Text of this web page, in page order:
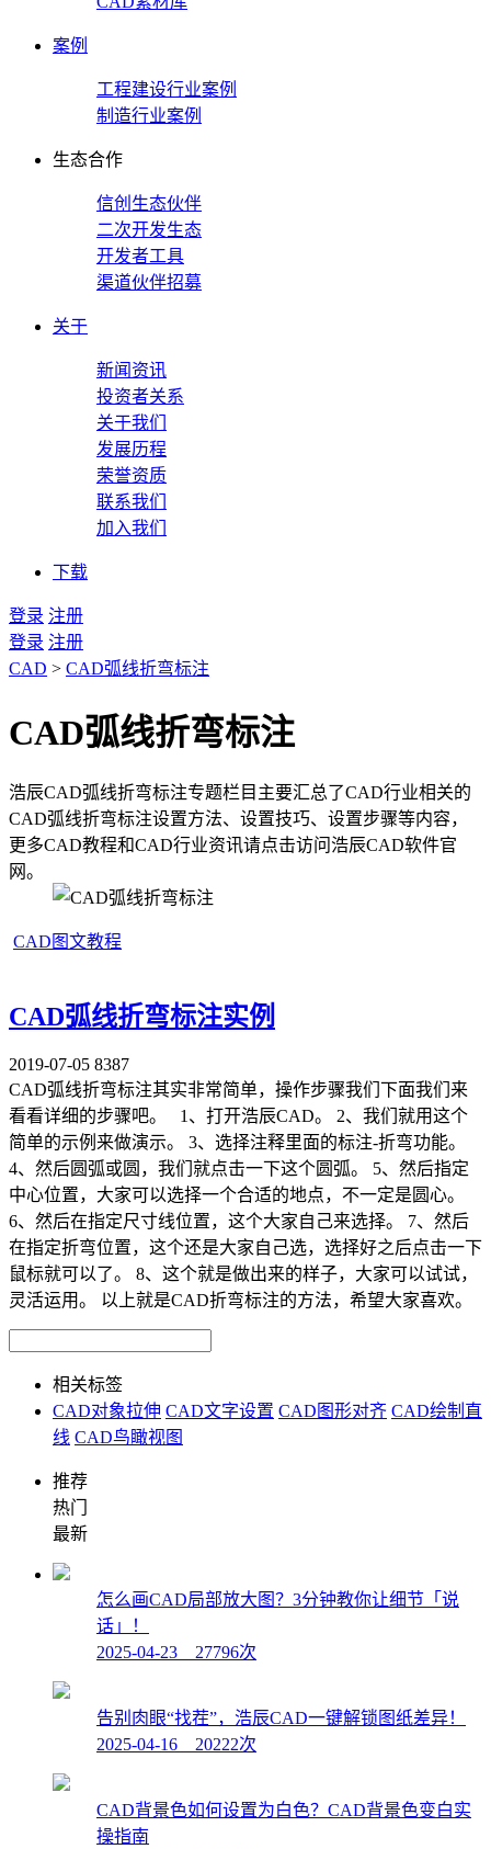
案例
工程建设行业案例
制造行业案例
生态合作
信创生态伙伴
二次开发生态
开发者工具
渠道伙伴招募
关于
新闻资讯
投资者关系
关于我们
发展历程
荣誉资质
联系我们
加入我们
下载
登录 注册
登录 注册
CAD > CAD弧线折弯标注
CAD弧线折弯标注
浩辰CAD弧线折弯标注专题栏目主要汇总了CAD行业相关的
CAD弧线折弯标注设置方法、设置技巧、设置步骤等内容，
更多CAD教程和CAD行业资讯请点击访问浩辰CAD软件官
网。
CAD图文教程
CAD弧线折弯标注实例
2019-07-05 8387
CAD弧线折弯标注其实非常简单，操作步骤我们下面我们来
看看详细的步骤吧。 1、打开浩辰CAD。 2、我们就用这个
简单的示例来做演示。 3、选择注释里面的标注-折弯功能。
4、然后圆弧或圆，我们就点击一下这个圆弧。 5、然后指定
中心位置，大家可以选择一个合适的地点，不一定是圆心。
6、然后在指定尺寸线位置，这个大家自己来选择。 7、然后
在指定折弯位置，这个还是大家自己选，选择好之后点击一下
鼠标就可以了。 8、这个就是做出来的样子，大家可以试试，
灵活运用。 以上就是CAD折弯标注的方法，希望大家喜欢。
相关标签
CAD对象拉伸 CAD文字设置 CAD图形对齐 CAD绘制直
线 CAD鸟瞰视图
推荐
热门
最新
怎么画CAD局部放大图？3分钟教你让细节「说
话」！
2025-04-23 27796次
告别肉眼“找茬”，浩辰CAD一键解锁图纸差异！
2025-04-16 20222次
CAD背景色如何设置为白色？CAD背景色变白实
操指南